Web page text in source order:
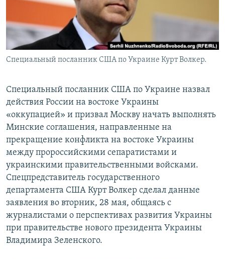
Специальный посланник США по Украине Курт Волкер.
Специальный посланник США по Украине назвал
действия России на востоке Украины
«оккупацией» и призвал Москву начать выполнять
Минские соглашения, направленные на
прекращение конфликта на востоке Украины
между пророссийскими сепаратистами и
украинскими правительственными войсками.
Спецпредставитель государственного
департамента США Курт Волкер сделал данные
заявления во вторник, 28 мая, общаясь с
журналистами о перспективах развития Украины
при правительстве нового президента Украины
Владимира Зеленского.